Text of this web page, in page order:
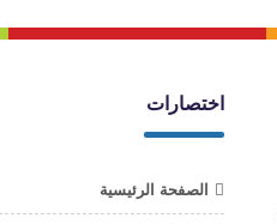
اختصارات
الصفحة الرئيسية